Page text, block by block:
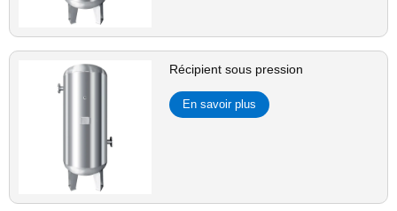
Récipient sous pression
En savoir plus